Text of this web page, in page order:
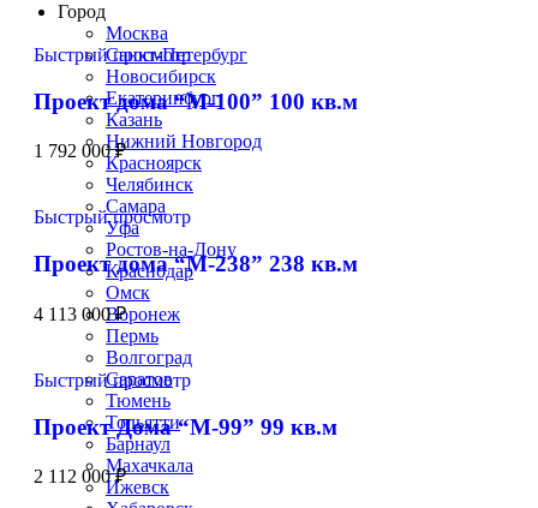
Город
Москва
Санкт-Петербург
Новосибирск
Екатеринбург
Казань
Нижний Новгород
Красноярск
Челябинск
Самара
Уфа
Ростов-на-Дону
Краснодар
Омск
Воронеж
Пермь
Волгоград
Саратов
Тюмень
Тольятти
Барнаул
Махачкала
Ижевск
Быстрый просмотр
Проект дома “М-100” 100 кв.м
1 792 000₽
Быстрый просмотр
Проект дома “М-238” 238 кв.м
4 113 000₽
Быстрый просмотр
Проект Дома “М-99” 99 кв.м
2 112 000₽